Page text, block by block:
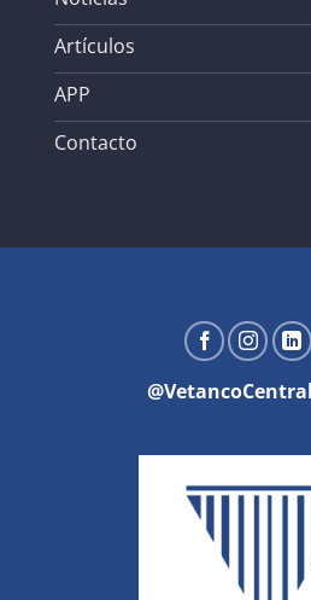
Artículos
APP
Contacto